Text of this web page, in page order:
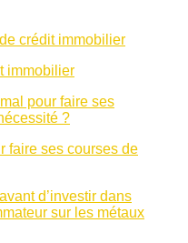
immobilier
faire ses courses de